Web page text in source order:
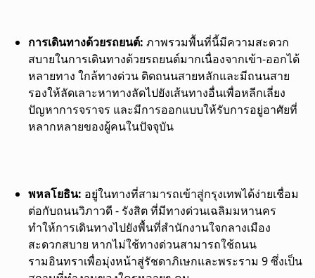
การเดินทางด้วยรถยนต์: ภาพรวมพื้นที่นี้มีความสะดวก
สบายในการเดินทางด้วยรถยนต์มากเนื่องจากเข้า-ออกได้
หลายทาง ใกล้ทางด่วน ติดถนนสายหลักและมีถนนสาย
รองให้ลัดเลาะหาทางลัดไปยังเส้นทางอื่นเพื่อหลีกเลี่ยง
ปัญหาการจราจร และมีการออกแบบให้รับการอยู่อาศัยที่
หลากหลายของผู้คนในปัจจุบัน
พหลโยธิน: อยู่ในทางที่สามารถเข้าสู่กรุงเทพได้ง่ายเชื่อม
ต่อกับถนนวิภาวดี - รังสิต ที่มีทางด่วนเฉลิมมหานคร
ทำให้การเดินทางไปยังพื้นที่สำนักงานใจกลางเมือง
สะดวกสบาย หากไม่ใช้ทางด่วนสามารถใช้ถนน
รามอินทราเพื่อมุ่งหน้าสู่รัชดาภิเษกและพระราม 9ซึ่งเป็น